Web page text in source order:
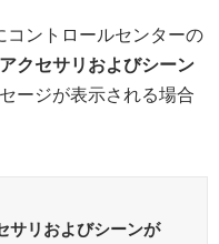
ントロールセンターの
クセサリおよびシーン
ージが表示される場合
サリおよびシーンが